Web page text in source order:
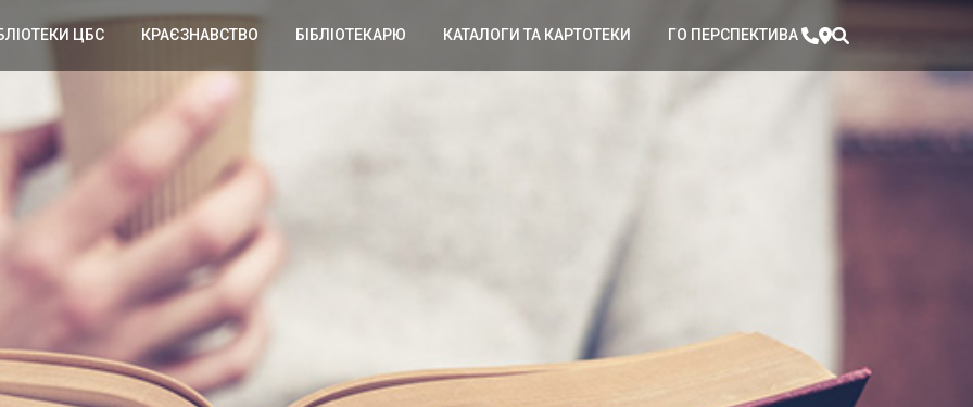
ЦБС КРАЄЗНАВСТВО БІБЛІОТЕКАРЮ КАТАЛОГИ ТА КАРТОТЕКИ ГО ПЕРСПЕКТИВА